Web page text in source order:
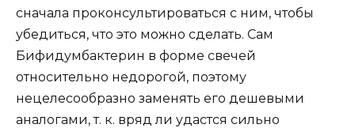
сначала проконсультироваться с ним, чтобы
убедиться, что это можно сделать. Сам
Бифидумбактерин в форме свечей
относительно недорогой, поэтому
нецелесообразно заменять его дешевыми
аналогами, т. к. вряд ли удастся сильно